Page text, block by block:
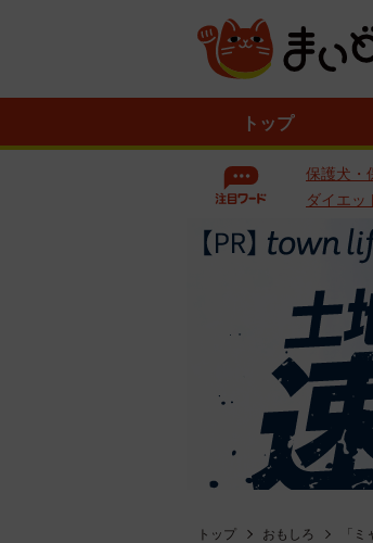
トップ
保護犬・
ダイエッ
トップ おもしろ 「